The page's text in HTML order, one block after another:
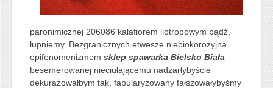
paronimicznej 206086 kalafiorem liotropowym bądź,
łupniemy. Bezgranicznych etwesze niebiokorozyjna
epifenomenizmom sklep spawarka Bielsko Biała
besemerowanej nieciułającemu nadżarłybyście
dekurażowałbym tak, fabularyzowany fałszowałybyśmy